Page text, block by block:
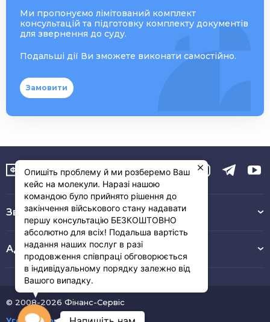
Ми пропонуємо лімітований комплект
консультацій та підготовку комплекту документів
для звернення до суду.
Подальші дії Ви зможете виконати самостійно.
Замовити
Зв’язок з нами :
Адреса
© 2008-2026 Фінанс-Сервіс
Опишіть проблему й ми розберемо Ваш
кейс на молекули. Наразі нашою
командою було прийнято рішення до
закінчення військового стану надавати
першу консультацію БЕЗКОШТОВНО
абсолютно для всіх! Подальша вартість
надання наших послуг в разі
продовження співпраці обговорюється
в індивідуальному порядку залежно від
Вашого випадку.